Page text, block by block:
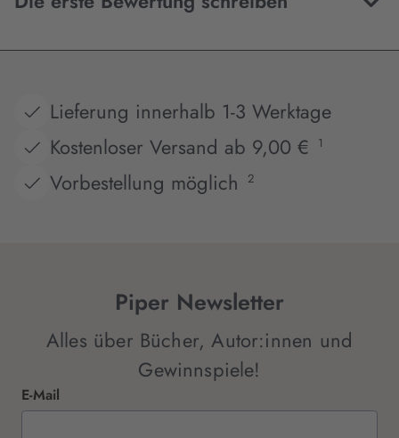
Lieferung innerhalb 1-3 Werktage
Kostenloser Versand ab 9,00 €
1
Vorbestellung möglich 2
Piper Newsletter
Alles über Bücher, Autor:innen und
Gewinnspiele!
E-Mail